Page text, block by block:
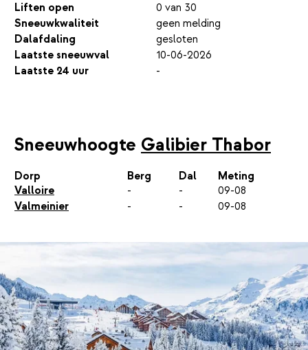
Liften open
0 van 30
Sneeuwkwaliteit
geen melding
Dalafdaling
gesloten
Laatste sneeuwval
10-06-2026
Laatste 24 uur
-
Sneeuwhoogte Galibier Thabor
Dorp Berg Dal
Meting
Valloire
- -
09-08
Valmeinier
- - 09-08